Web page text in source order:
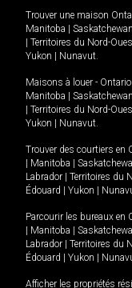
Trouver une maison
Manitoba
Saskatchewan
Territoires du Nord-
Yukon
Nunavut.
Maisons à louer - Ontario
Manitoba
Saskatchewan
Territoires du Nord-
Yukon
Nunavut.
Trouver des courtiers en
Manitoba
Labrador
Territoires du
Édouard
Yukon
Parcourir les bureaux en
Manitoba
Labrador
Territoires du
Édouard
Yukon
Afficher les propriétés